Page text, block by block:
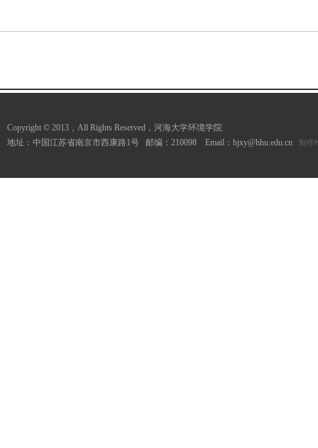
Copyright © 2013，All Rights Reserved，河海大学环境学院
地址：中国江苏省南京市西康路1号 邮编：210098 Email：hjxy@hhu.edu.cn 制作